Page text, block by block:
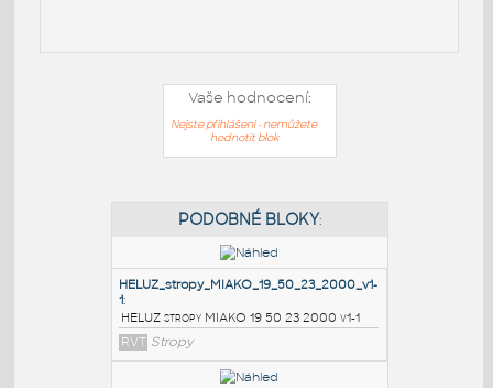
Vaše hodnocení:
Nejste přihlášeni - nemůžete
hodnotit blok